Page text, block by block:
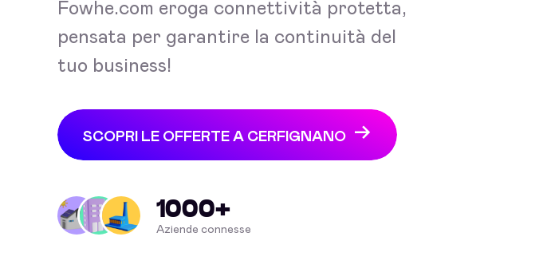
Fowhe.com eroga connettività protetta,
pensata per garantire la continuità del
tuo business!
SCOPRI LE OFFERTE A CERFIGNANO
1000+
Aziende connesse